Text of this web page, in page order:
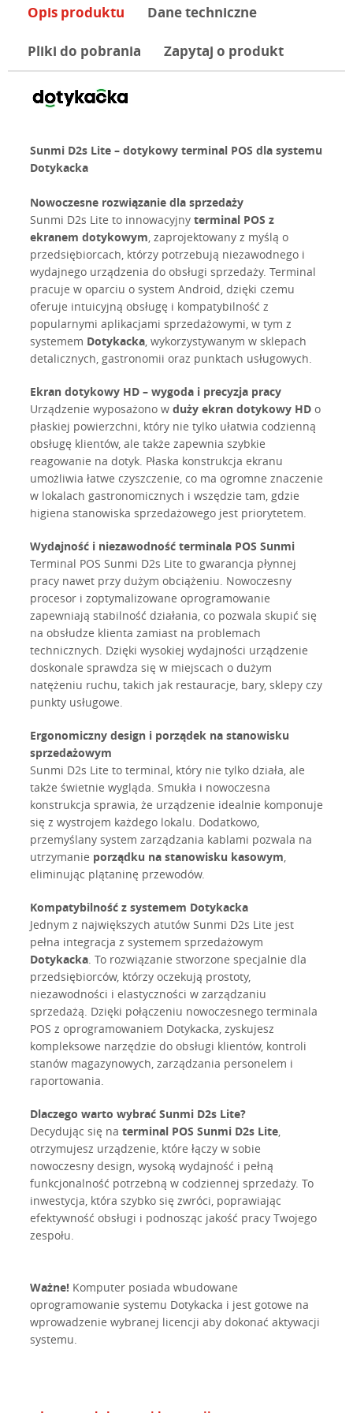
Opis produktu Dane techniczne
Pliki do pobrania Zapytaj o produkt
Sunmi D2s Lite – dotykowy terminal POS dla systemu
Dotykacka
Nowoczesne rozwiązanie dla sprzedaży
Sunmi D2s Lite to innowacyjny terminal POS z
ekranem dotykowym, zaprojektowany z myślą o
przedsiębiorcach, którzy potrzebują niezawodnego i
wydajnego urządzenia do obsługi sprzedaży. Terminal
pracuje w oparciu o system Android, dzięki czemu
oferuje intuicyjną obsługę i kompatybilność z
popularnymi aplikacjami sprzedażowymi, w tym z
systemem Dotykacka, wykorzystywanym w sklepach
detalicznych, gastronomii oraz punktach usługowych.
Ekran dotykowy HD – wygoda i precyzja pracy
Urządzenie wyposażono w duży ekran dotykowy HD o
płaskiej powierzchni, który nie tylko ułatwia codzienną
obsługę klientów, ale także zapewnia szybkie
reagowanie na dotyk. Płaska konstrukcja ekranu
umożliwia łatwe czyszczenie, co ma ogromne znaczenie
w lokalach gastronomicznych i wszędzie tam, gdzie
higiena stanowiska sprzedażowego jest priorytetem.
Wydajność i niezawodność terminala POS Sunmi
Terminal POS Sunmi D2s Lite to gwarancja płynnej
pracy nawet przy dużym obciążeniu. Nowoczesny
procesor i zoptymalizowane oprogramowanie
zapewniają stabilność działania, co pozwala skupić się
na obsłudze klienta zamiast na problemach
technicznych. Dzięki wysokiej wydajności urządzenie
doskonale sprawdza się w miejscach o dużym
natężeniu ruchu, takich jak restauracje, bary, sklepy czy
punkty usługowe.
Ergonomiczny design i porządek na stanowisku
sprzedażowym
Sunmi D2s Lite to terminal, który nie tylko działa, ale
także świetnie wygląda. Smukła i nowoczesna
konstrukcja sprawia, że urządzenie idealnie komponuje
się z wystrojem każdego lokalu. Dodatkowo,
przemyślany system zarządzania kablami pozwala na
utrzymanie porządku na stanowisku kasowym,
eliminując plątaninę przewodów.
Kompatybilność z systemem Dotykacka
Jednym z największych atutów Sunmi D2s Lite jest
pełna integracja z systemem sprzedażowym
Dotykacka. To rozwiązanie stworzone specjalnie dla
przedsiębiorców, którzy oczekują prostoty,
niezawodności i elastyczności w zarządzaniu
sprzedażą. Dzięki połączeniu nowoczesnego terminala
POS z oprogramowaniem Dotykacka, zyskujesz
kompleksowe narzędzie do obsługi klientów, kontroli
stanów magazynowych, zarządzania personelem i
raportowania.
Dlaczego warto wybrać Sunmi D2s Lite?
Decydując się na terminal POS Sunmi D2s Lite,
otrzymujesz urządzenie, które łączy w sobie
nowoczesny design, wysoką wydajność i pełną
funkcjonalność potrzebną w codziennej sprzedaży. To
inwestycja, która szybko się zwróci, poprawiając
efektywność obsługi i podnosząc jakość pracy Twojego
zespołu.
Ważne! Komputer posiada wbudowane
oprogramowanie systemu Dotykacka i jest gotowe na
wprowadzenie wybranej licencji aby dokonać aktywacji
systemu.